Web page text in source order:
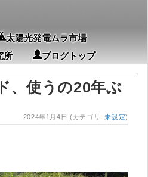
太陽光発電ムラ市場
所
ブログトップ
、使うの20年ぶ
2024年1月4日 (カテゴリ:未設定)